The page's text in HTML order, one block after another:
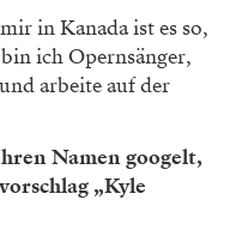
in Kanada ist es so,
ich Opernsänger,
arbeite auf der
Namen googelt,
„Kyle